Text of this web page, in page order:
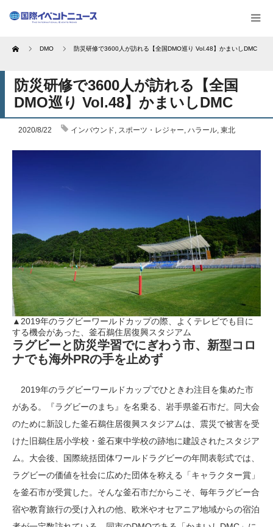
Home DMO 防災研修で3600人が訪れる【全国DMO巡り Vol.48】かまいしDMC
防災研修で3600人が訪れる【全国
DMO巡り Vol.48】かまいしDMC
2020/8/22 インバウンド, スポーツ・レジャー, ハラール, 東北
▲2019年のラグビーワールドカップの際、よくテレビでも目に
する機会があった、釜石鵜住居復興スタジアム
ラグビーと防災学習でにぎわう市、新型コロ
ナでも海外PRの手を止めず
2019年のラグビーワールドカップでひときわ注目を集めた市
がある。『ラグビーのまち』を名乗る、岩手県釜石市だ。同大会
のために新設した釜石鵜住居復興スタジアムは、震災で被害を受
けた旧鵜住居小学校・釜石東中学校の跡地に建設されたスタジア
ム。大会後、国際統括団体ワールドラグビーの年間表彰式では、
ラグビーの価値を社会に広めた団体を称える「キャラクター賞」
を釜石市が受賞した。そんな釜石市だからこそ、毎年ラグビー合
宿や教育旅行の受け入れの他、欧米やオセアニア地域からの宿泊